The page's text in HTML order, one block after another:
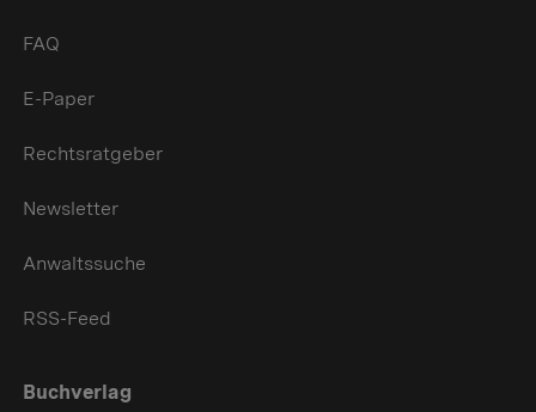
FAQ
E-Paper
Rechtsratgeber
Newsletter
Anwaltssuche
RSS-Feed
Buchverlag